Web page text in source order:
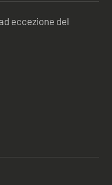
eccezione del